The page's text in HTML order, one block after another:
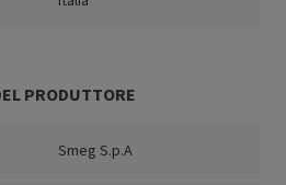
PRODUTTORE
Smeg S.p.A